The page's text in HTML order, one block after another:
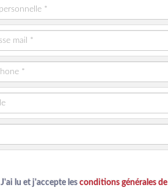
J'ai lu et j'accepte les conditions générales